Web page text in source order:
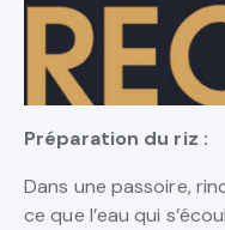
Préparation du riz :
Dans une passoire,
ce que l’eau qui